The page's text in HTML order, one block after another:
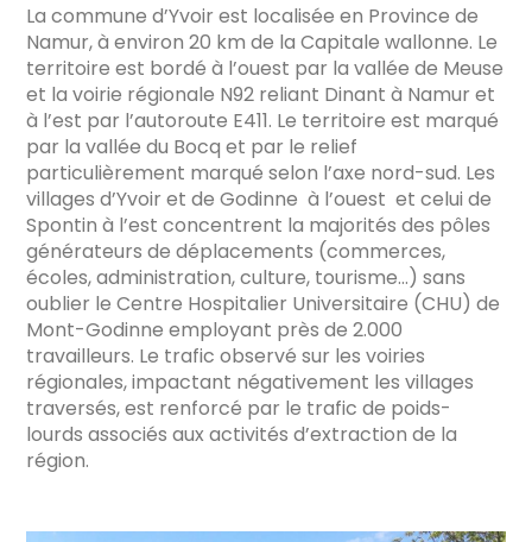
La commune d’Yvoir est localisée en Province de
Namur, à environ 20 km de la Capitale wallonne. Le
territoire est bordé à l’ouest par la vallée de Meuse
et la voirie régionale N92 reliant Dinant à Namur et
à l’est par l’autoroute E411. Le territoire est marqué
par la vallée du Bocq et par le relief
particulièrement marqué selon l’axe nord-sud. Les
villages d’Yvoir et de Godinne à l’ouest et celui de
Spontin à l’est concentrent la majorités des pôles
générateurs de déplacements (commerces,
écoles, administration, culture, tourisme…) sans
oublier le Centre Hospitalier Universitaire (CHU) de
Mont-Godinne employant près de 2.000
travailleurs. Le trafic observé sur les voiries
régionales, impactant négativement les villages
traversés, est renforcé par le trafic de poids-
lourds associés aux activités d’extraction de la
région.